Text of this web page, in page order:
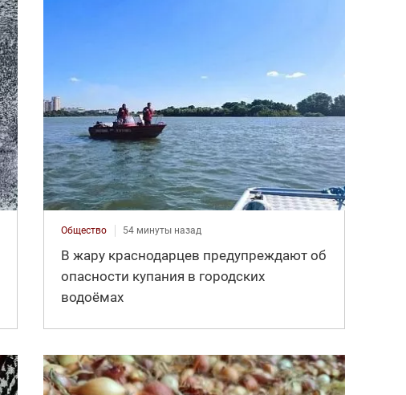
Общество 54 минуты назад
В жару краснодарцев предупреждают об
опасности купания в городских
водоёмах